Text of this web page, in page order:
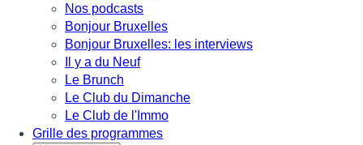
Nos podcasts
Bonjour Bruxelles
Bonjour Bruxelles: les interviews
Il y a du Neuf
Le Brunch
Le Club du Dimanche
Le Club de l'Immo
Grille des programmes